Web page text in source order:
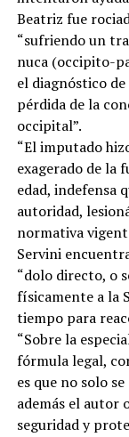
Beatriz fue
“sufriendo un
nuca (occipito-
el diagnóstico
pérdida de la
occipital”.
“El imputado
exagerado de la
edad, indefensa
autoridad,
normativa
Servini
“dolo directo, o
físicamente a la
tiempo para
“Sobre la
fórmula legal,
es que no solo
además el autor
seguridad y